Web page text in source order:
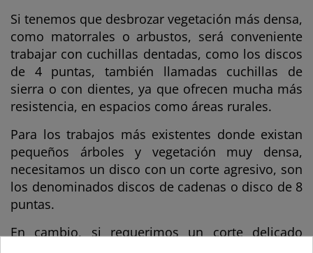
Si tenemos que desbrozar vegetación más densa,
como matorrales o arbustos, será conveniente
trabajar con cuchillas dentadas, como los discos
de 4 puntas, también llamadas cuchillas de
sierra o con dientes, ya que ofrecen mucha más
resistencia, en espacios como áreas rurales.
Para los trabajos más existentes donde existan
pequeños árboles y vegetación muy densa,
necesitamos un disco con un corte agresivo, son
los denominados discos de cadenas o disco de 8
puntas.
En cambio, si requerimos un corte delicado